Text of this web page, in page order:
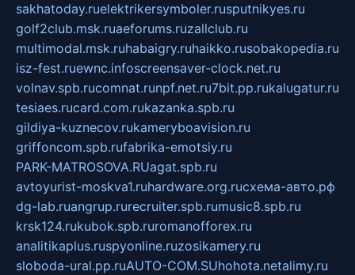
sakhatoday.ruelektrikersymboler.rusputnikyes.ru
golf2club.msk.ruaeforums.ruzallclub.ru
multimodal.msk.ruhabaigry.ruhaikko.rusobakopedia.ru
isz-fest.ruewnc.infoscreensaver-clock.net.ru
volnav.spb.rucomnat.runpf.net.ru7bit.pp.rukalugatur.ru
tesiaes.rucard.com.rukazanka.spb.ru
gildiya-kuznecov.rukameryboavision.ru
griffoncom.spb.rufabrika-emotsiy.ru
PARK-MATROSOVA.RUagat.spb.ru
avtoyurist-moskva1.ruhardware.org.ruсхема-авто.рф
dg-lab.ruangrup.rurecruiter.spb.rumusic8.spb.ru
krsk124.rukubok.spb.ruromanofforex.ru
analitikaplus.ruspyonline.ruzosikamery.ru
sloboda-ural.pp.ruAUTO-COM.SUhohota.netalimy.ru